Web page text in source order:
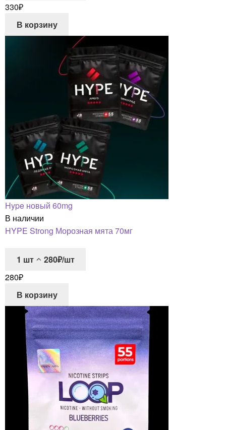
330₽
В корзину
Hype новый 60mg
В наличии
HYPE Strong Морозная мята 70мг
1 шт
280₽/шт
280₽
В корзину